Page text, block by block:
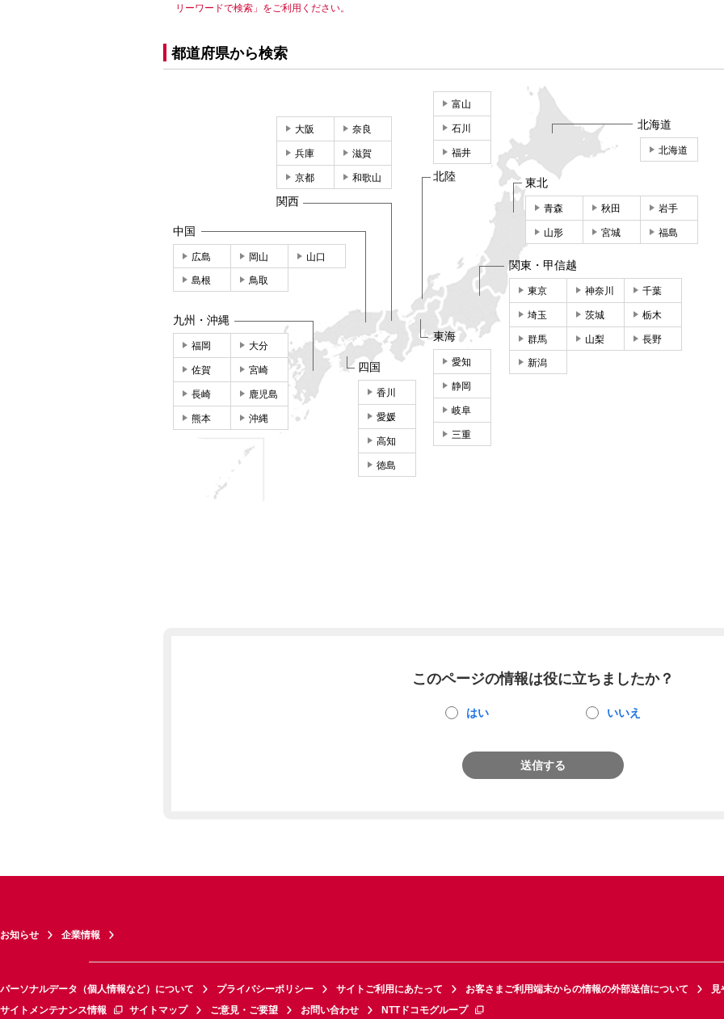
リーワードで検索」をご利用ください。
都道府県から検索
北海道
北海道
東北
青森 秋田 岩手
山形 宮城 福島
関東・甲信越
東京 神奈川 千葉
埼玉 茨城 栃木
群馬 山梨 長野
新潟
東海
愛知
静岡
岐阜
三重
富山
石川
福井
北陸
大阪 奈良
兵庫 滋賀
京都 和歌山
関西
中国
広島 岡山 山口
島根 鳥取
四国
香川
愛媛
高知
徳島
九州・沖縄
福岡 大分
佐賀 宮崎
長崎 鹿児島
熊本 沖縄
このページの情報は役に立ちましたか？
はい いいえ
送信する
お知らせ 企業情報
パーソナルデータ（個人情報など）について プライバシーポリシー サイトご利用にあたって お客さまご利用端末からの情報の外部送信について
見
サイトメンテナンス情報
サイトマップ ご意見・ご要望 お問い合わせ NTTドコモグループ